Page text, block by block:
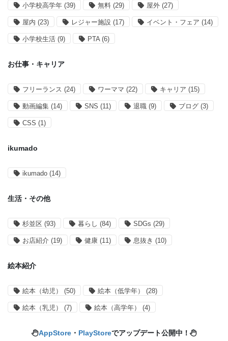
小学校高学年 (39) 無料 (29) 屋外 (27)
屋内 (23) レジャー施設 (17) イベント・フェア (14)
小学校生活 (9) PTA(6)
お仕事・キャリア
フリーランス (24) ワーママ (22) キャリア (15)
動画編集 (14) SNS (11) 退職 (9) ブログ (3)
CSS (1)
ikumado
ikumado (14)
生活・その他
杉並区 (93) 暮らし (84) SDGs (29)
お店紹介 (19) 健康 (11) 息抜き (10)
絵本紹介
絵本（幼児） (50) 絵本（低学年） (28)
絵本（乳児） (7) 絵本（高学年） (4)
AppStore・ PlayStoreでアップデート公開中！